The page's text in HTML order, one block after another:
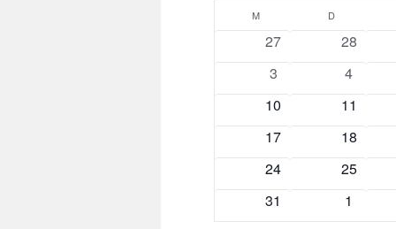
Kalender
Veranstaltungen
M DDIENSTAG
0
Veranstaltungen
27
0
28
0
Veranstaltungen
3
0
4
0
Veranstaltungen
10
0
11
0
Veranstaltungen
17
0
18
0
Veranstaltungen
24
0
25
0
Veranstaltungen
31
0
1